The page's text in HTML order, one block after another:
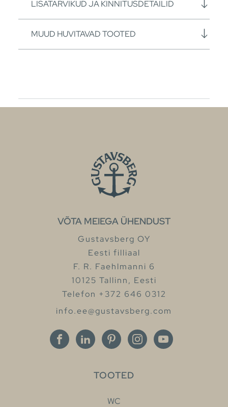
LISATARVIKUD JA KINNITUSDETAILID
MUUD HUVITAVAD TOOTED
VÕTA MEIEGA ÜHENDUST
Gustavsberg OY
Eesti filliaal
F. R. Faehlmanni 6
10125 Tallinn, Eesti
Telefon +372 646 0312
info.ee@gustavsberg.com
TOOTED
WC